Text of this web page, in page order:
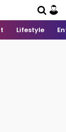
Lifestyle